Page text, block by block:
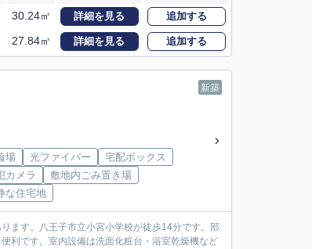
30.24㎡ 詳細を見る 追加する
27.84㎡ 詳細を見る 追加する
新築
場 光ファイバー
宅配ボックス
カメラ
敷地内ごみ置き場
な住宅地
ます。八王子市立小宮小学校が徒歩14分です。部
利です。室内設備は洗面化粧台・浴室乾燥機など